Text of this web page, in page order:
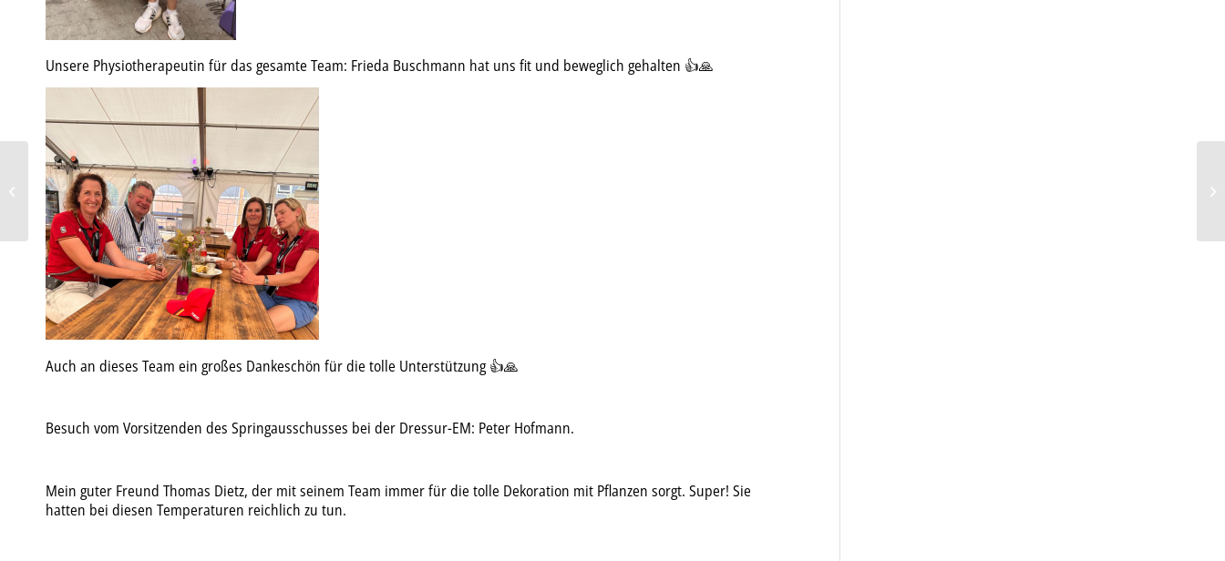
Unsere Physiotherapeutin für das gesamte Team: Frieda Buschmann hat uns fit und beweglich gehalten 👍🙏
Auch an dieses Team ein großes Dankeschön für die tolle Unterstützung 👍🙏
Besuch vom Vorsitzenden des Springausschusses bei der Dressur-EM: Peter Hofmann.
Mein guter Freund Thomas Dietz, der mit seinem Team immer für die tolle Dekoration mit Pflanzen sorgt. Super! Sie
hatten bei diesen Temperaturen reichlich zu tun.
“Jede Schraube, die
auftaucht, wird gestellt.”